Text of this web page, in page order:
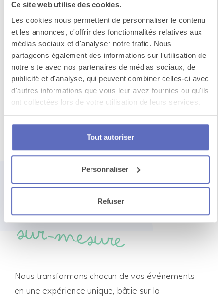
Ce site web utilise des cookies.
Les cookies nous permettent de personnaliser le contenu
et les annonces, d'offrir des fonctionnalités relatives aux
médias sociaux et d'analyser notre trafic. Nous
partageons également des informations sur l'utilisation de
notre site avec nos partenaires de médias sociaux, de
publicité et d'analyse, qui peuvent combiner celles-ci avec
d'autres informations que vous leur avez fournies ou qu'ils
ont collectées lors de votre utilisation de leurs services.
Tout autoriser
Personnaliser
Refuser
terrasse d’où admirer le coucher de soleil sur la...
Voir toutes les activités en
France
Un événement
qui rassemble
impact stratégique
etenthousiasme
sur-mesure
Nous transformons chacun de vos événements
en une expérience unique, bâtie sur la